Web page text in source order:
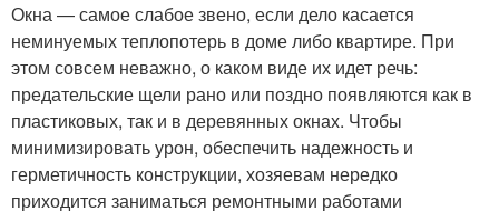
Окна — самое слабое звено, если дело касается
неминуемых теплопотерь в доме либо квартире. При
этом совсем неважно, о каком виде их идет речь:
предательские щели рано или поздно появляются как в
пластиковых, так и в деревянных окнах. Чтобы
минимизировать урон, обеспечить надежность и
герметичность конструкции, хозяевам нередко
приходится заниматься ремонтными работами